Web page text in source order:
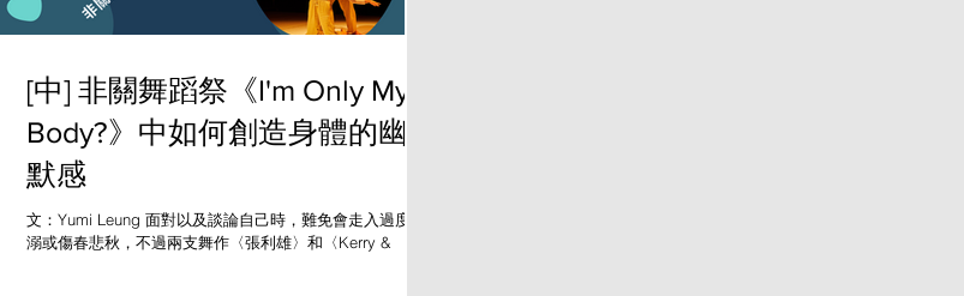
[中] 非關舞蹈祭《I'm Only My
Body?》中如何創造身體的幽
默感
文：Yumi Leung 面對以及談論自己時，難免會走入過度沉
溺或傷春悲秋，不過兩支舞作〈張利雄〉和〈Kerry &